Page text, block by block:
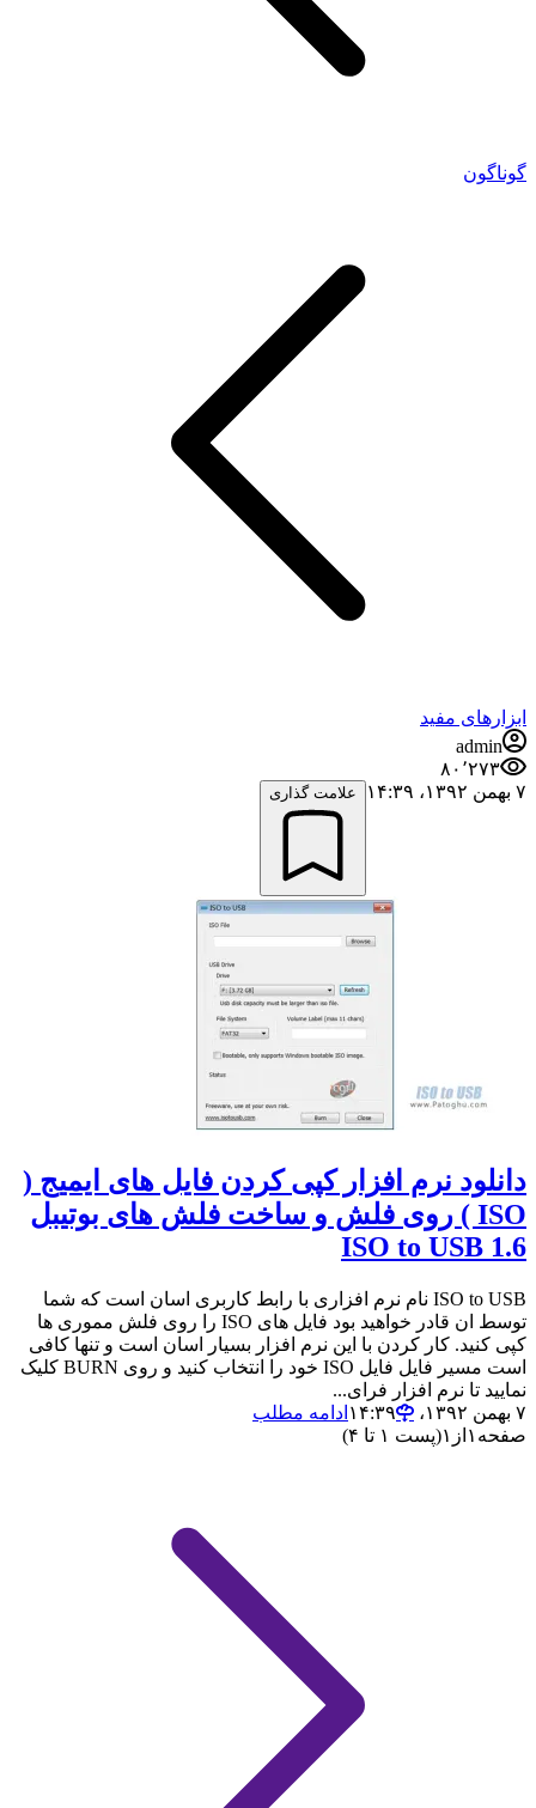
گوناگون
ابزارهای مفید
admin
۸۰٬۲۷۳
۷ بهمن ۱۳۹۲،‏ ۱۴:۳۹
علامت گذاری
دانلود نرم افزار کپی کردن فایل های ایمیج (
ISO ) روی فلش و ساخت فلش های بوتیبل
ISO to USB 1.6
ISO to USB نام نرم افزاری با رابط کاربری اسان است که شما
توسط ان قادر خواهید بود فایل های ISO را روی فلش مموری ها
کپی کنید. کار کردن با این نرم افزار بسیار اسان است و تنها کافی
است مسیر فایل فایل ISO خود را انتخاب کنید و روی BURN کلیک
نمایید تا نرم افزار فرای...
۷ بهمن ۱۳۹۲،‏ ۱۴:۳۹
ادامه مطلب
صفحه ۱ از ۱(پست ۱ تا ۴)